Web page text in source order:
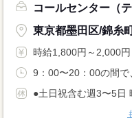
コールセンター（
東京都墨田区/錦糸
時給1,800円～2,000円
9：00〜20：00の間で
●土日祝含む週3〜5日